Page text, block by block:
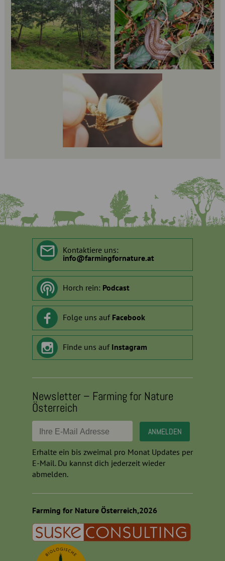
Kontaktiere uns:
info@farmingfornature.at
Horch rein: Podcast
Folge uns auf Facebook
Finde uns auf Instagram
Newsletter – Farming for Nature
Österreich
Erhalte ein bis zweimal pro Monat Updates per
E-Mail. Du kannst dich jederzeit wieder
abmelden.
Farming for Nature Österreich,2026